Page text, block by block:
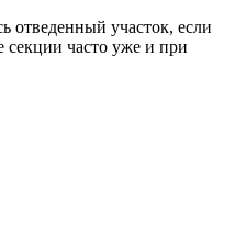
отведенный участок, если
секции часто уже и при